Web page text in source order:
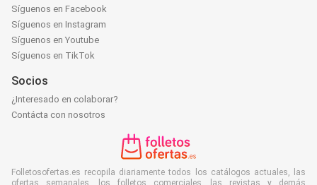
Síguenos en Facebook
Síguenos en Instagram
Síguenos en Youtube
Síguenos en TikTok
Socios
¿Interesado en colaborar?
Contácta con nosotros
Folletosofertas.es recopila diariamente todos los catálogos actuales, las
ofertas semanales, los folletos comerciales, las revistas y demás